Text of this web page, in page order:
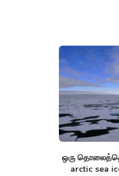
ஒரு
arctic sea